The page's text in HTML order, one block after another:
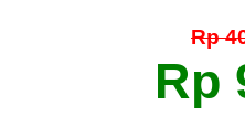
Rp
Rp